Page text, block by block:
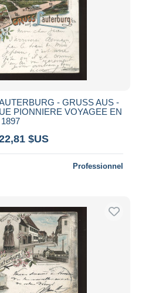
- GRUSS AUS -
PIONNIERE VOYAGEE EN
1897
$US
Professionnel